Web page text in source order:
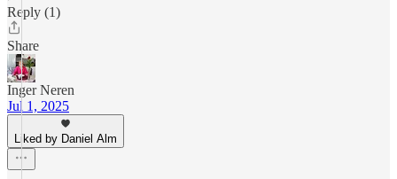
Reply (1)
Share
Inger Neren
Jul 1, 2025
Liked by Daniel Alm